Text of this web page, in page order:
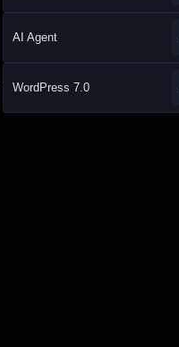
AI Agent
WordPress 7.0